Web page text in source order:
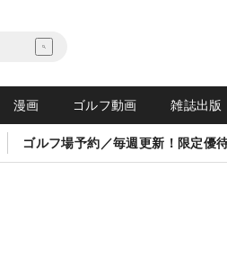
漫画 ゴルフ動画 雑誌出版
ゴルフ場予約／毎週更新！限定優